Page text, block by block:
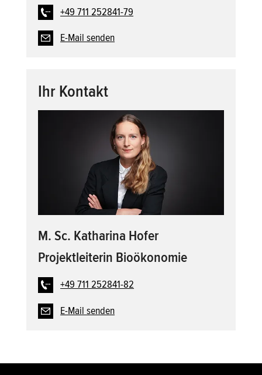
+49 711 252841-79
E-Mail senden
Ihr Kontakt
M. Sc. Katharina Hofer
Projektleiterin Bioökonomie
+49 711 252841-82
E-Mail senden